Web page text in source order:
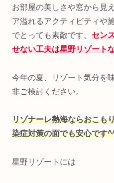
お部屋の美しさや窓から見
ア溢れるアクティビティや
でとっても素敵です。 セン
せない工夫は星野リゾート
今年の夏、リゾート気分を
非ご検討ください。
リゾナーレ熱海ならおこも
染症対策の面でも安心です
星野リゾートには